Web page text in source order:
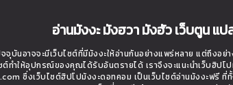
อ่านมังงะ มังฮวา มังฮัว เว็บตูน แป
จุบันอาจจะมีเว็บไซต์ที่มีมังงะให้อ่านกันอย่างแพร่หลาย แต่ถึงอย่
ต์ทำให้อุปกรณ์ของคุณได้รับอันตรายได้ เราจึงจะแนะนำเว็บฮิป
ซึ่งเว็บไซต์ฮิปโปมังงะดอทคอม เป็นเว็บไซต์อ่านมังงะฟรี ที่